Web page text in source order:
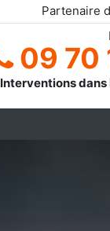
Partenaire
09 70
Interventions